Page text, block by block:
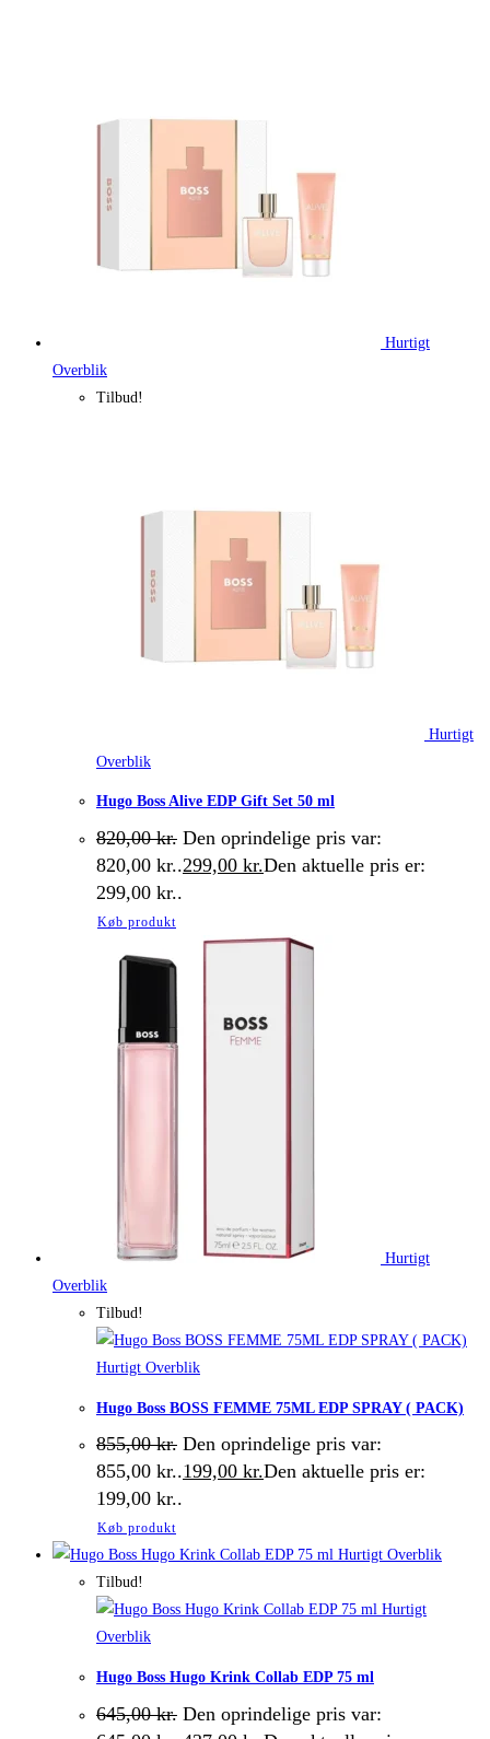
Hurtigt
Overblik
Tilbud!
Hurtigt
Overblik
Hugo Boss Alive EDP Gift Set 50 ml
820,00kr. Den oprindelige pris var:
820,00 kr..299,00 kr.Den aktuelle pris er:
299,00 kr..
Køb produkt
Hurtigt
Overblik
Tilbud!
Hurtigt Overblik
Hugo Boss BOSS FEMME 75ML EDP SPRAY ( PACK)
855,00kr. Den oprindelige pris var:
855,00 kr..199,00 kr.Den aktuelle pris er:
199,00 kr..
Køb produkt
Hurtigt Overblik
Tilbud!
Hurtigt
Overblik
Hugo Boss Hugo Krink Collab EDP 75 ml
645,00kr. Den oprindelige pris var: